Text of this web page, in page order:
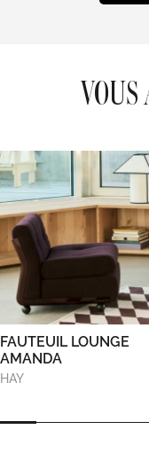
FAUTEUIL LOUNGE
AMANDA
HAY